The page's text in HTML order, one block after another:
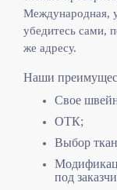
Международная,
убедитесь сами,
же адресу.
Наши
Свое
ОТК;
Выбор
под